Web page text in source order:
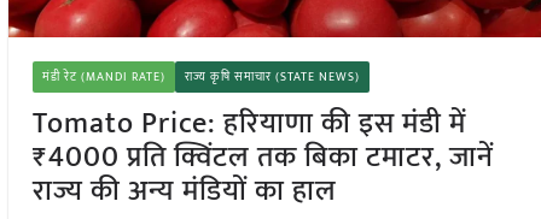
मंडी रेट (MANDI RATE) राज्य कृषि समाचार (STATE NEWS)
Tomato Price: हरियाणा की इस मंडी में
₹4000 प्रति क्विंटल तक बिका टमाटर, जानें
राज्य की अन्य मंडियों का हाल